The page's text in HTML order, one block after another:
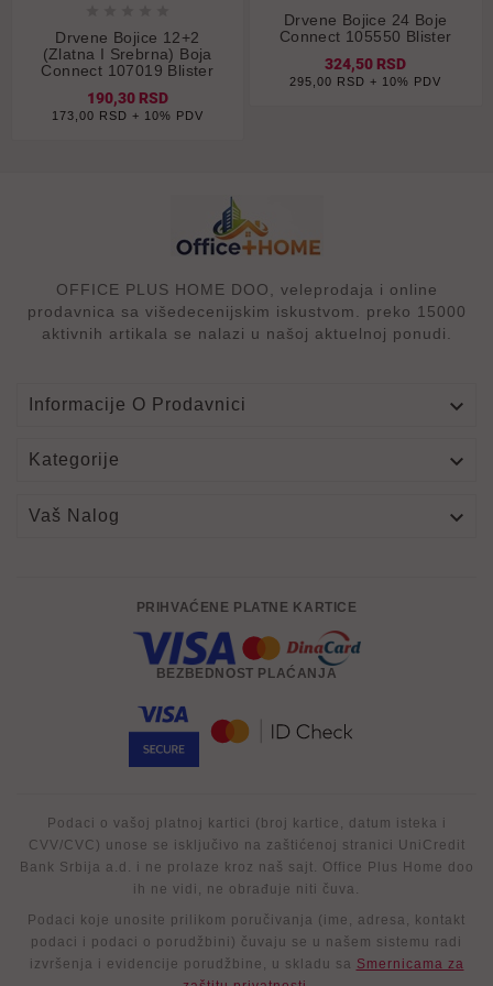
Drvene Bojice 12+2
(zlatna I Srebrna) Boja
Connect 107019 Blister
190,30 RSD
173,00 RSD + 10% PDV
Drvene Bojice 24 Boje
Connect 105550 Blister
324,50 RSD
295,00 RSD + 10% PDV
OFFICE PLUS HOME DOO, veleprodaja i online
prodavnica sa višedecenijskim iskustvom. preko 15000
aktivnih artikala se nalazi u našoj aktuelnoj ponudi.
Informacije O Prodavnici 
Kategorije 
Vaš Nalog 
PRIHVAĆENE PLATNE KARTICE
BEZBEDNOST PLAĆANJA
Podaci o vašoj platnoj kartici (broj kartice, datum isteka i
CVV/CVC) unose se isključivo na zaštićenoj stranici UniCredit
Bank Srbija a.d. i ne prolaze kroz naš sajt. Office Plus Home doo
ih ne vidi, ne obrađuje niti čuva.
Podaci koje unosite prilikom poručivanja (ime, adresa, kontakt
podaci i podaci o porudžbini) čuvaju se u našem sistemu radi
izvršenja i evidencije porudžbine, u skladu sa Smernicama za